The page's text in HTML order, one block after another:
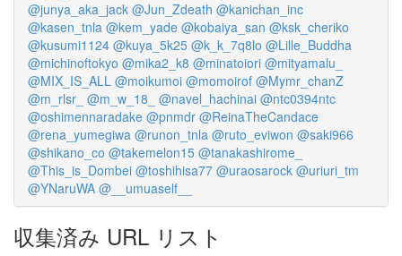
@junya_aka_jack @Jun_Zdeath @kanichan_inc
@kasen_tnla @kem_yade @kobaiya_san @ksk_cheriko
@kusumi1124 @kuya_5k25 @k_k_7q8lo @Lille_Buddha
@michinoftokyo @mika2_k8 @minatoiori @mityamalu_
@MIX_IS_ALL @moikumoi @momoirof @Mymr_chanZ
@m_rlsr_ @m_w_18_ @navel_hachinai @ntc0394ntc
@oshimennaradake @pnmdr @ReinaTheCandace
@rena_yumegiwa @runon_tnla @ruto_eviwon @saki966
@shikano_co @takemelon15 @tanakashirome_
@This_is_Dombei @toshihisa77 @uraosarock @uriuri_tm
@YNaruWA @__umuaself__
収集済み URL リスト